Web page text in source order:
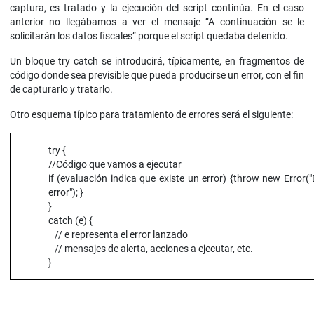
captura, es tratado y la ejecución del script continúa. En el caso
anterior no llegábamos a ver el mensaje “A continuación se le
solicitarán los datos fiscales” porque el script quedaba detenido.
Un bloque try catch se introducirá, típicamente, en fragmentos de
código donde sea previsible que pueda producirse un error, con el fin
de capturarlo y tratarlo.
Otro esquema típico para tratamiento de errores será el siguiente:
try {
//Código que vamos a ejecutar
if (evaluación indica que existe un error) {throw new
error"); }
}
catch (e) {
// e representa el error lanzado
// mensajes de alerta, acciones a ejecutar, etc.
}